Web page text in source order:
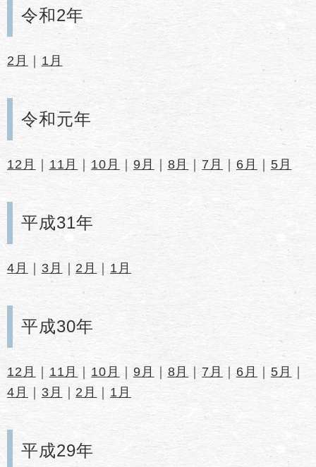
令和2年
2月 ｜ 1月
令和元年
12月 ｜ 11月 ｜ 10月 ｜ 9月 ｜ 8月 ｜7月 ｜ 6月 ｜ 5月
平成31年
4月 ｜ 3月 ｜ 2月 ｜ 1月
平成30年
12月 ｜ 11月 ｜ 10月 ｜ 9月 ｜ 8月 ｜7月 ｜ 6月 ｜ 5月
｜
4月
｜ 3月 ｜ 2月 ｜ 1月
平成29年